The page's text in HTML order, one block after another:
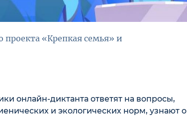
«Крепкая семья» и
онлайн-диктанта ответят на вопросы,
и экологических норм, узнают о